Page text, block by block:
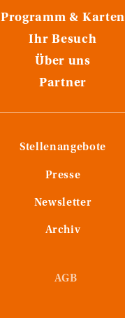
Programm & Karten
Ihr Besuch
Über uns
Partner
Stellenangebote
Presse
Newsletter
Archiv
AGB